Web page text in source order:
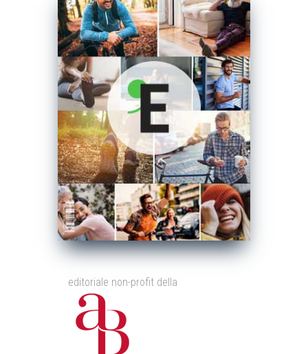
editoriale non-profit della